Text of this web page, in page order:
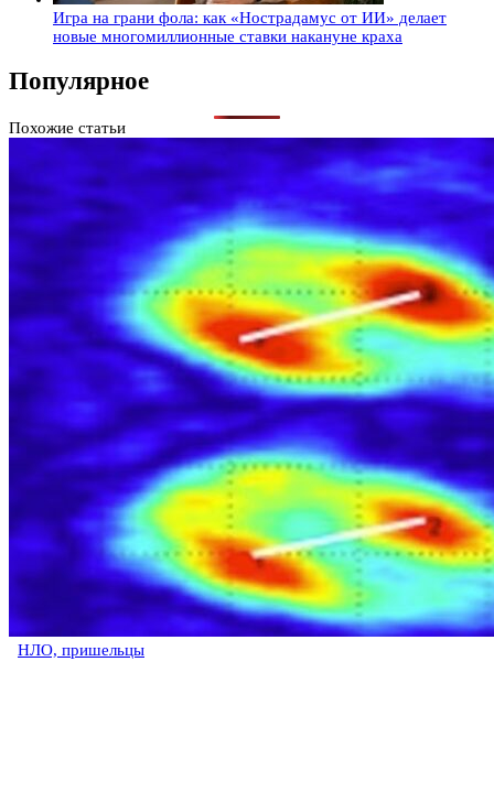
Игра на грани фола: как «Нострадамус от ИИ» делает
новые многомиллионные ставки накануне краха
Популярное
Похожие статьи
НЛО, пришельцы